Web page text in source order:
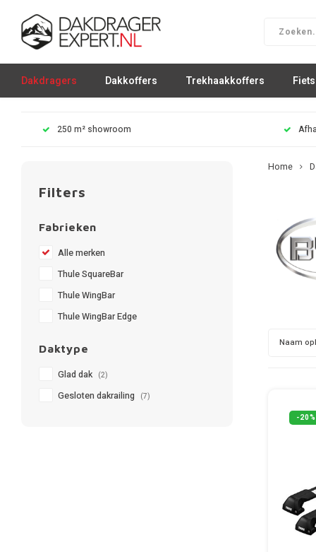
Dakdragers Dakkoffers Trekhaakkoffers
250 m² showroom
Filters
Fabrieken
Alle merken
Thule SquareBar
Thule WingBar
Thule WingBar Edge
Daktype
Glad dak (2)
Gesloten dakrailing (7)
Home
Naam
-20%